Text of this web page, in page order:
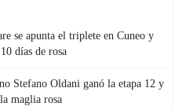
se apunta el triplete en Cuneo y
días de rosa
Stefano Oldani ganó la etapa 12 y
maglia rosa